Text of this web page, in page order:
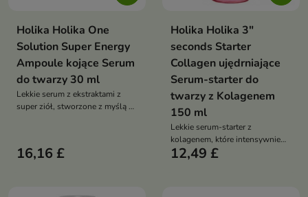
Holika Holika One
Solution Super Energy
Ampoule kojące Serum
do twarzy 30 ml
Lekkie serum z ekstraktami z
super ziół, stworzone z myślą o
podrażnienia oraz pomaga
16,16 £
Holika Holika 3"
seconds Starter
Collagen ujędrniające
Serum-starter do
twarzy z Kolagenem
150 ml
Lekkie serum-starter z
kolagenem, które intensywnie
nawilża skórę, poprawia jej
12,49 £